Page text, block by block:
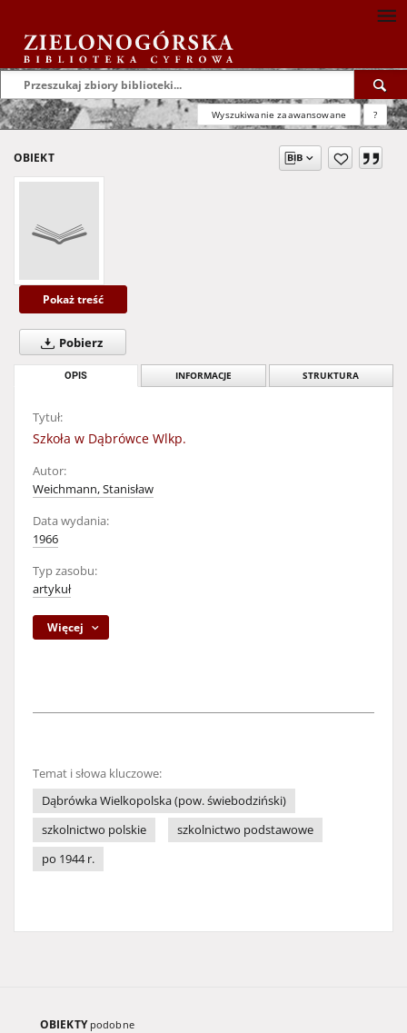
Wyszukiwanie zaawansowane ?
OBIEKT
Pokaż treść
Pobierz
OPIS INFORMACJE STRUKTURA
Tytuł:
Szkoła w Dąbrówce Wlkp.
Autor:
Weichmann, Stanisław
Data wydania:
1966
Typ zasobu:
artykuł
Więcej
Temat i słowa kluczowe:
Dąbrówka Wielkopolska (pow. świebodziński)
szkolnictwo polskie
szkolnictwo podstawowe
po 1944 r.
OBIEKTY podobne